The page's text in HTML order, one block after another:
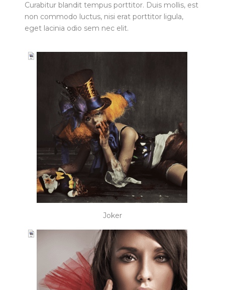
Curabitur blandit tempus porttitor. Duis mollis, est
non commodo luctus, nisi erat porttitor ligula,
eget lacinia odio sem nec elit.
Joker